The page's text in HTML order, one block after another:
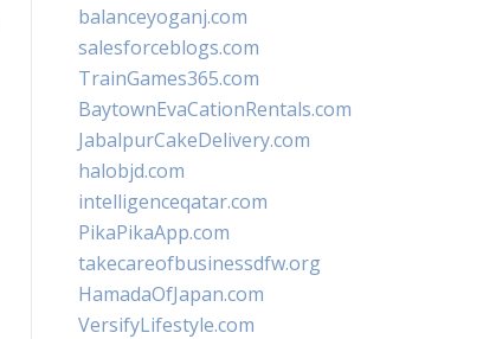
balanceyoganj.com
salesforceblogs.com
TrainGames365.com
BaytownEvaCationRentals.com
JabalpurCakeDelivery.com
halobjd.com
intelligenceqatar.com
PikaPikaApp.com
takecareofbusinessdfw.org
HamadaOfJapan.com
VersifyLifestyle.com